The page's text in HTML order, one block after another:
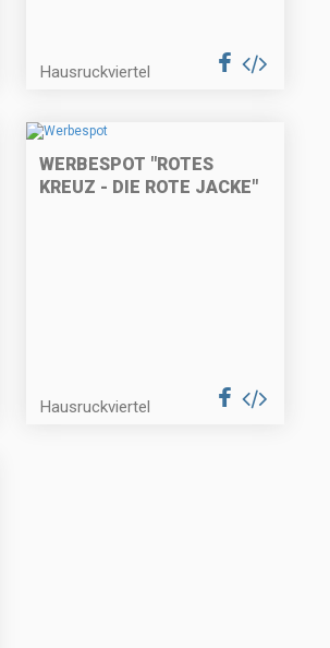
Hausruckviertel
WERBESPOT "ROTES
KREUZ - DIE ROTE JACKE"
Hausruckviertel